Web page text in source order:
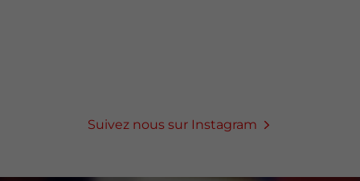
Suivez nous sur Instagram